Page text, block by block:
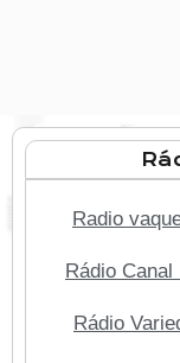
Radio
Rádio Canal
Rádio